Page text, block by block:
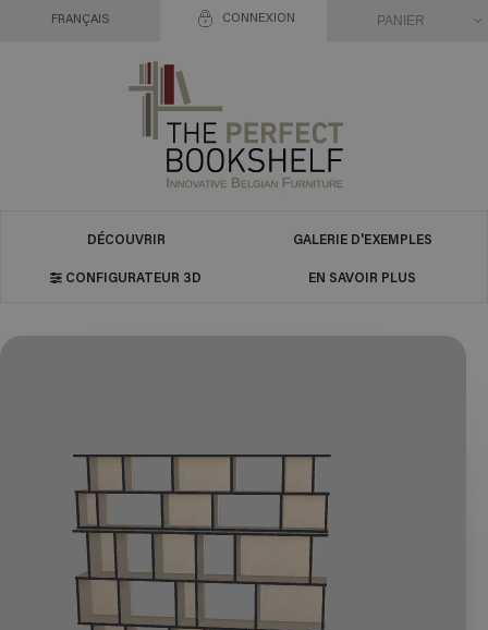
CONNEXION
FRANÇAIS PANIER
DÉCOUVRIR GALERIE D'EXEMPLES
CONFIGURATEUR 3D EN SAVOIR PLUS